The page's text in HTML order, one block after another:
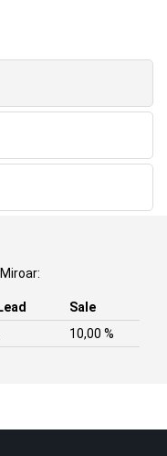
Lead
Sale
10,00 %